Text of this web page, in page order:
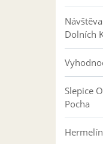
Dolních
Slepice
Pocha